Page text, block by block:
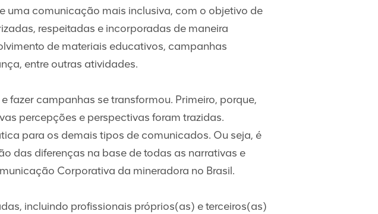
uma comunicação mais inclusiva, com o objetivo de
respeitadas e incorporadas de maneira
de materiais educativos, campanhas
entre outras atividades.
fazer campanhas se transformou. Primeiro, porque,
percepções e perspectivas foram trazidas.
para os demais tipos de comunicados. Ou seja, é
das diferenças na base de todas as narrativas e
Corporativa da mineradora no Brasil.
incluindo profissionais próprios(as) e terceiros(as)